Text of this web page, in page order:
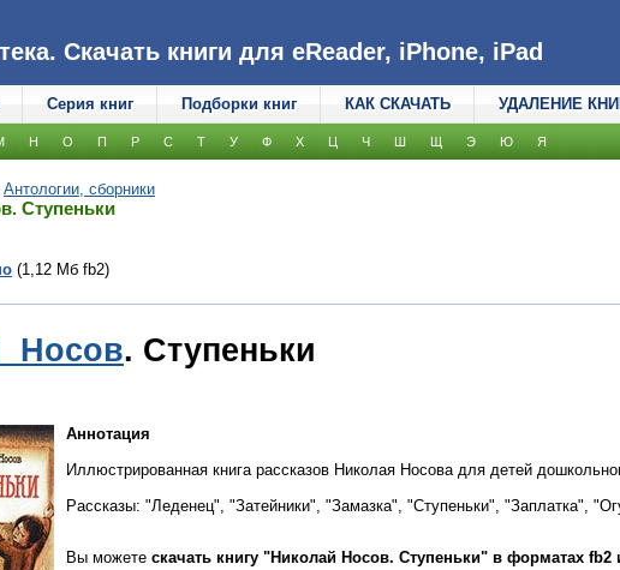
Скачать книги для eReader, iPhone, iPad
Серия книг Подборки книг КАК СКАЧАТЬ УДАЛЕНИЕ
Н О П Р С Т У Ф Х Ц Ч Ш Щ Э Ю Я
Антологии, сборники
Ступеньки
(1,12 Мб fb2)
Носов. Ступеньки
Аннотация
Иллюстрированная книга рассказов Николая Носова для детей
Рассказы: "Леденец", "Затейники", "Замазка", "Ступеньки", "Заплатка",
Вы можете скачать книгу "Николай Носов. Ступеньки" в форматах fb2